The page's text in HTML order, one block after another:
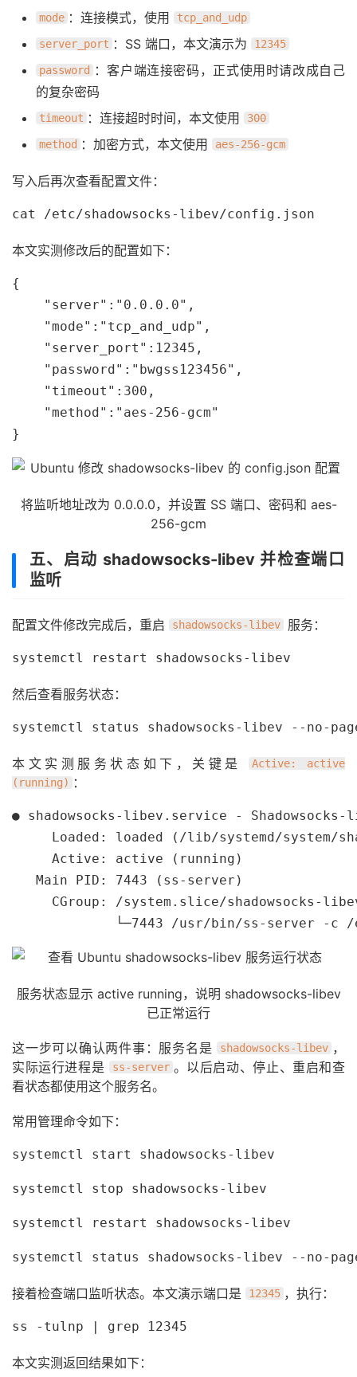
mode ：连接模式，使用 tcp_and_udp
server_port ：SS 端口，本文演示为 12345
password
：客户端连接密码，正式使用时请改成自己
的复杂密码
timeout ：连接超时时间，本文使用 300
method ：加密方式，本文使用 aes-256-gcm
写入后再次查看配置文件：
cat /etc/shadowsocks-libev/config.json
本文实测修改后的配置如下：
{
    "server":"0.0.0.0",
    "mode":"tcp_and_udp",
    "server_port":12345,
    "password":"bwgss123456",
    "timeout":300,
    "method":"aes-256-gcm"
}
将监听地址改为 0.0.0.0，并设置 SS 端口、密码和 aes-
256-gcm
五、启动 shadowsocks-libev 并检查端口
监听
配置文件修改完成后，重启 shadowsocks-libev 服务：
systemctl restart shadowsocks-libev
然后查看服务状态：
systemctl status shadowsocks-libev --no-
本文实测服务状态如下，关键是
Active: active
(running) ：
● shadowsocks-libev.service -
Loaded: loaded (/lib/systemd/system/
     Active: active (running)
   Main PID: 7443 (ss-server)
CGroup: /system.slice/shadowsocks-
└─7443 /usr/bin/ss-server -c
服务状态显示 active running，说明 shadowsocks-libev
已正常运行
这一步可以确认两件事：服务名是 shadowsocks-libev ，
实际运行进程是
ss-server 。以后启动、停止、重启和查
看状态都使用这个服务名。
常用管理命令如下：
systemctl start shadowsocks-libev
systemctl stop shadowsocks-libev
systemctl restart shadowsocks-libev
systemctl status shadowsocks-libev --no-
接着检查端口监听状态。本文演示端口是 12345 ，执行：
ss -tulnp | grep 12345
本文实测返回结果如下：